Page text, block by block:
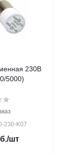
230В
5000)
230-K07
/шт